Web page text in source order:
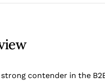
strong contender in the